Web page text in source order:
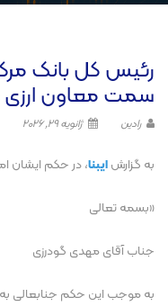
رئیس کل بانک
سمت معاون
رادین ژانویه 29, 2026
به گزارشایبنا، در حکم ایشان
«بسمه تعالی
جناب آقای مهدی گودرزی
به موجب این حکم جنابعالی